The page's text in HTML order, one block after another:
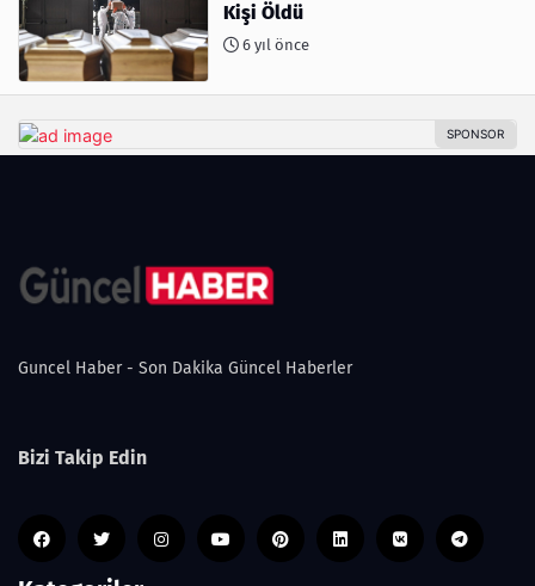
Kişi Öldü
6 yıl önce
Guncel Haber - Son Dakika Güncel Haberler
Bizi Takip Edin